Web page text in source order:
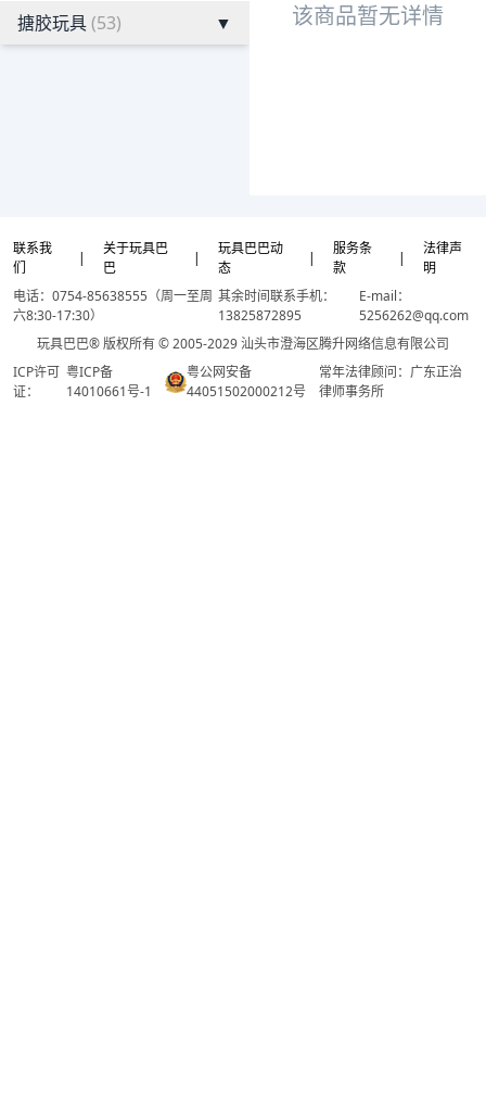
搪胶玩具(53) ▼ 该商品暂无详情
联系我
们
|
关于玩具巴
巴
|
玩具巴巴动
态
|
服务条
款
|
法律声
明
电话：0754-85638555（周一至周
六8:30-17:30）
其余时间联系手机：
13825872895
E-mail：
5256262@qq.com
玩具巴巴® 版权所有 © 2005-2029 汕头市澄海区腾升网络信息有限公司
ICP许可
证：
粤ICP备
14010661号-1
粤公网安备
44051502000212号
常年法律顾问：广东正治
律师事务所